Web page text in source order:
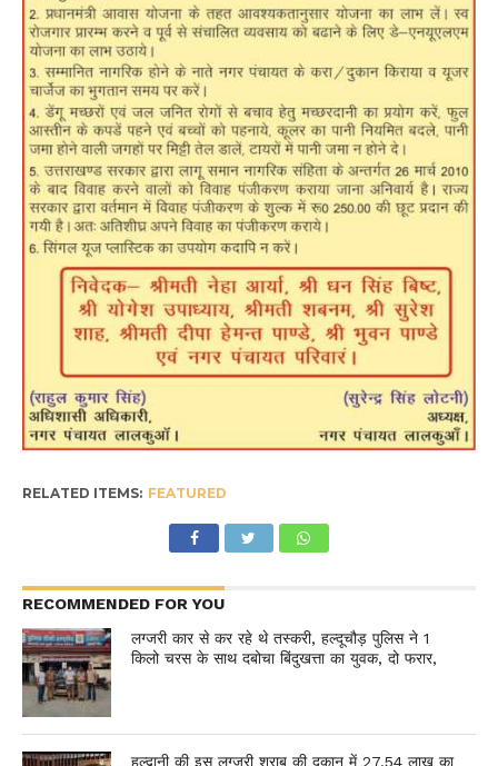
RELATED ITEMS: FEATURED
RECOMMENDED FOR YOU
लग्जरी कार से कर रहे थे तस्करी, हल्दूचौड़ पुलिस ने 1
किलो चरस के साथ दबोचा बिंदुखत्ता का युवक, दो फरार,
हल्द्वानी की इस लग्जरी शराब की दुकान में 27.54 लाख का